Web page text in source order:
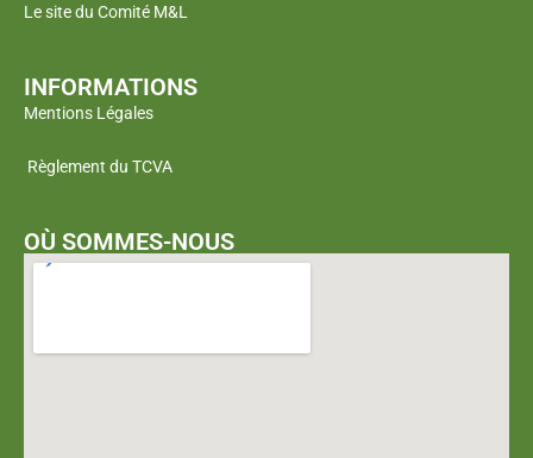
Le site du Comité M&L
INFORMATIONS
Mentions Légales
Règlement du TCVA
OÙ SOMMES-NOUS